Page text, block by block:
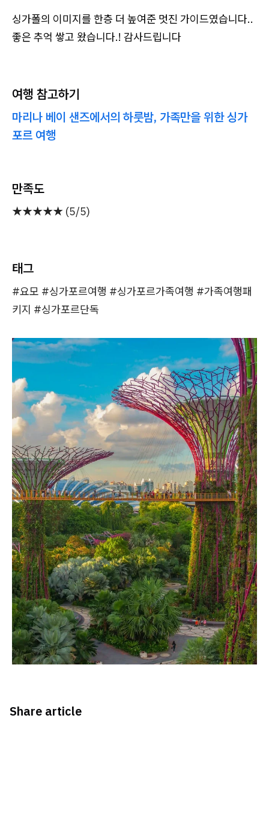
싱가폴의 이미지를 한층 더 높여준 멋진 가이드였습니다..
좋은 추억 쌓고 왔습니다.! 감사드립니다
여행 참고하기
마리나 베이 샌즈에서의 하룻밤, 가족만을 위한 싱가
포르 여행
만족도
★★★★★ (5/5)
태그
#요모 #싱가포르여행 #싱가포르가족여행 #가족여행패
키지 #싱가포르단독
Share article